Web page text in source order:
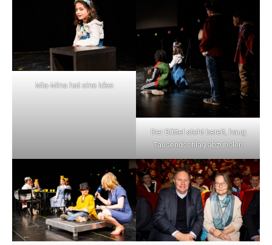
Mia-Mina hat eine Idee
Der Büttel steht bereit, haug
Tausendschlag abzuholen